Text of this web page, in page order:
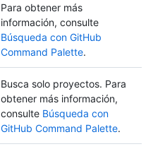
Para obtener más
información, consulte
Búsqueda con GitHub
Command Palette.
Busca solo proyectos. Para
obtener más información,
consulte Búsqueda con
GitHub Command Palette.